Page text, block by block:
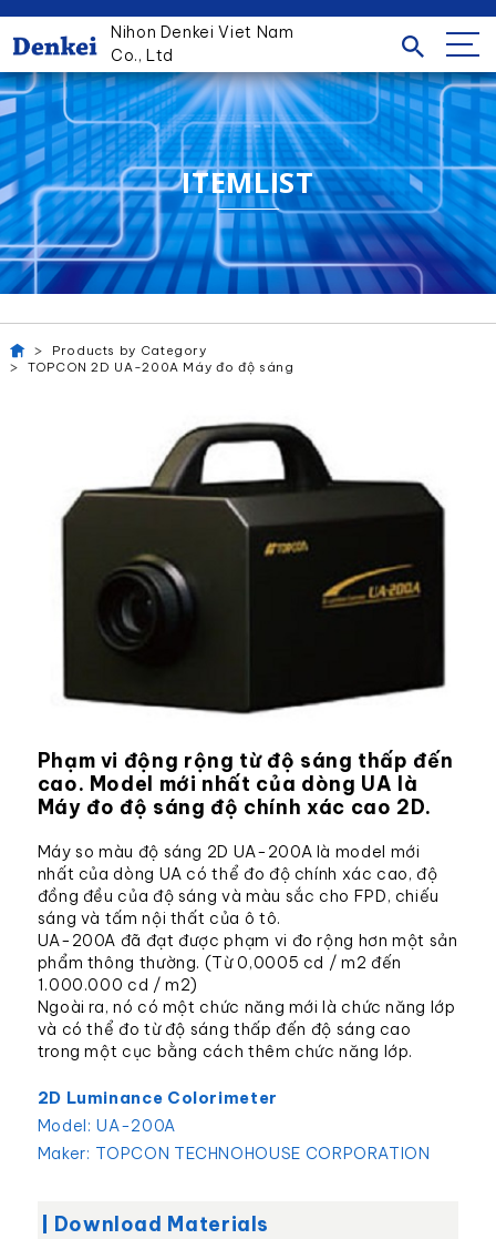
Nihon Denkei Viet Nam
Co., Ltd
ITEMLIST
Products by Category
TOPCON 2D UA-200A Máy đo độ sáng
Phạm vi động rộng từ độ sáng thấp đến
cao. Model mới nhất của dòng UA là
Máy đo độ sáng độ chính xác cao 2D.
Máy so màu độ sáng 2D UA-200A là model mới
nhất của dòng UA có thể đo độ chính xác cao, độ
đồng đều của độ sáng và màu sắc cho FPD, chiếu
sáng và tấm nội thất của ô tô.
UA-200A đã đạt được phạm vi đo rộng hơn một sản
phẩm thông thường. (Từ 0,0005 cd / m2 đến
1.000.000 cd / m2)
Ngoài ra, nó có một chức năng mới là chức năng lớp
và có thể đo từ độ sáng thấp đến độ sáng cao
trong một cục bằng cách thêm chức năng lớp.
2D Luminance Colorimeter
Model: UA-200A
Maker: TOPCON TECHNOHOUSE CORPORATION
Download Materials